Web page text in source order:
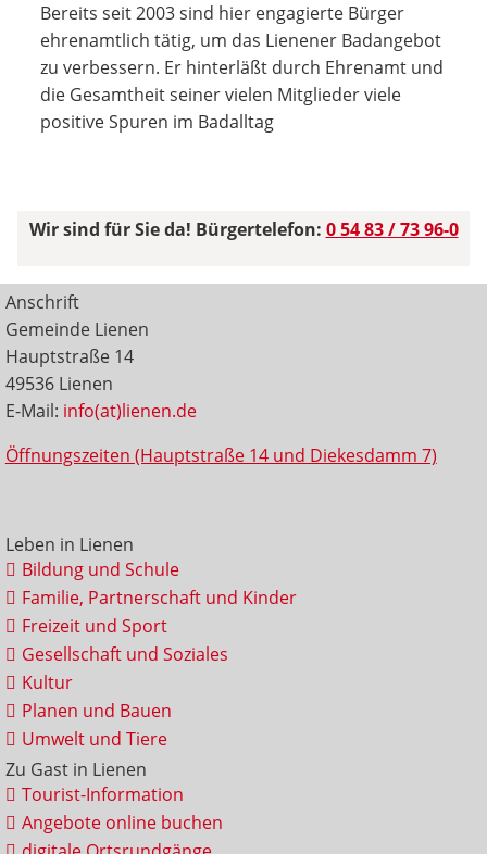
Bereits seit 2003 sind hier engagierte Bürger
ehrenamtlich tätig, um das Lienener Badangebot
zu verbessern. Er hinterläßt durch Ehrenamt und
die Gesamtheit seiner vielen Mitglieder viele
positive Spuren im Badalltag
Wir sind für Sie da! Bürgertelefon: 0 54 83 / 73 96-0
Anschrift
Gemeinde Lienen
Hauptstraße 14
49536 Lienen
E-Mail: info(at)lienen.de
Öffnungszeiten (Hauptstraße 14 und Diekesdamm 7)
Leben in Lienen
Bildung und Schule
Familie, Partnerschaft und Kinder
Freizeit und Sport
Gesellschaft und Soziales
Kultur
Planen und Bauen
Umwelt und Tiere
Zu Gast in Lienen
Tourist-Information
Angebote online buchen